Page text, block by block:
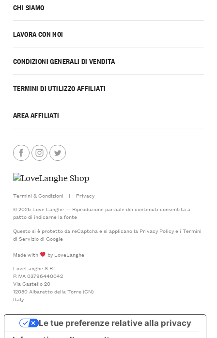
CHI SIAMO
LAVORA CON NOI
CONDIZIONI GENERALI DI VENDITA
TERMINI DI UTILIZZO AFFILIATI
AREA AFFILIATI
Termini & Condizioni |
Privacy
© 2026 Love Langhe — Riproduzione parziale dei contenuti consentita a
patto di indicarne la fonte
Questo si è protetto da reCaptcha e si applicano la Privacy Policye i Termini
di Serviziodi Google
Made with
by LoveLanghe
LoveLanghe S.R.L.
P.IVA 03796440042
Via Castello 20
12050 Albaretto della Torre (CN)
Italy
Le tue preferenze relative alla privacy